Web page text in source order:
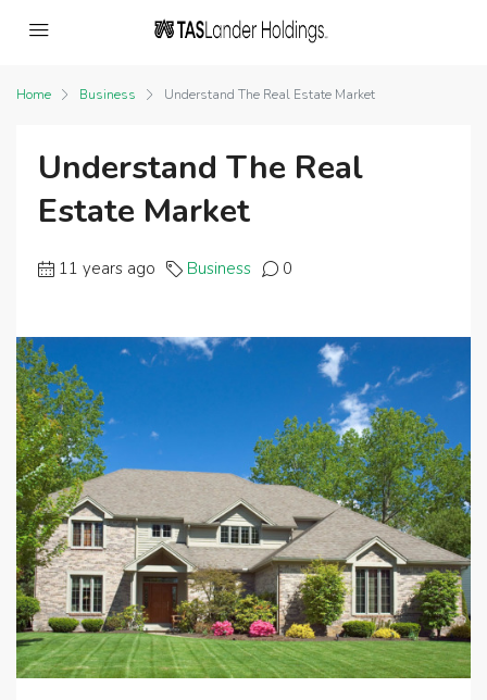
Home Business Understand The Real Estate Market
Understand The Real
Estate Market
11 years ago Business 0